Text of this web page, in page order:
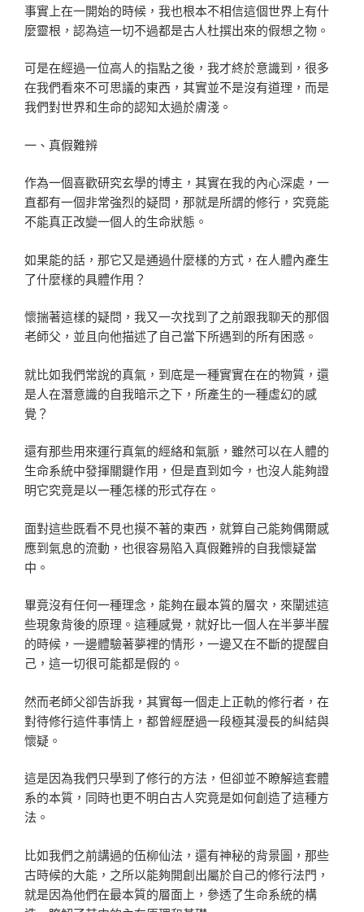
事實上在一開始的時候，我也根本不相信這個世界上有什
麼靈根，認為這一切不過都是古人杜撰出來的假想之物。
可是在經過一位高人的指點之後，我才終於意識到，很多
在我們看來不可思議的東西，其實並不是沒有道理，而是
我們對世界和生命的認知太過於膚淺。
一、真假難辨
作為一個喜歡研究玄學的博主，其實在我的內心深處，一
直都有一個非常強烈的疑問，那就是所謂的修行，究竟能
不能真正改變一個人的生命狀態。
如果能的話，那它又是通過什麼樣的方式，在人體內產生
了什麼樣的具體作用？
懷揣著這樣的疑問，我又一次找到了之前跟我聊天的那個
老師父，並且向他描述了自己當下所遇到的所有困惑。
就比如我們常說的真氣，到底是一種實實在在的物質，還
是人在潛意識的自我暗示之下，所產生的一種虛幻的感
覺？
還有那些用來運行真氣的經絡和氣脈，雖然可以在人體的
生命系統中發揮關鍵作用，但是直到如今，也沒人能夠證
明它究竟是以一種怎樣的形式存在。
面對這些既看不見也摸不著的東西，就算自己能夠偶爾感
應到氣息的流動，也很容易陷入真假難辨的自我懷疑當
中。
畢竟沒有任何一種理念，能夠在最本質的層次，來闡述這
些現象背後的原理。這種感覺，就好比一個人在半夢半醒
的時候，一邊體驗著夢裡的情形，一邊又在不斷的提醒自
己，這一切很可能都是假的。
然而老師父卻告訴我，其實每一個走上正軌的修行者，在
對待修行這件事情上，都曾經歷過一段極其漫長的糾結與
懷疑。
這是因為我們只學到了修行的方法，但卻並不瞭解這套體
系的本質，同時也更不明白古人究竟是如何創造了這種方
法。
比如我們之前講過的伍柳仙法，還有神秘的背景圖，那些
古時候的大能，之所以能夠開創出屬於自己的修行法門，
就是因為他們在最本質的層面上，參透了生命系統的構